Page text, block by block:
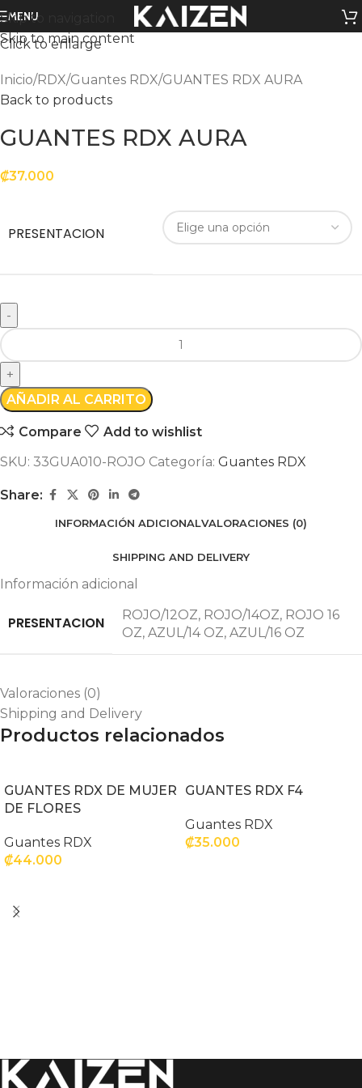
Skip to navigation
Skip to main content
MENU
Click to enlarge
Inicio RDX Guantes RDX GUANTES RDX AURA
Back to products
GUANTES RDX AURA
₡37.000
PRESENTACION
AÑADIR AL CARRITO
Compare
Add to wishlist
SKU: 33GUA010-ROJO Categoría: Guantes RDX
Share:
INFORMACIÓN ADICIONALVALORACIONES (0)
SHIPPING AND DELIVERY
Información adicional
PRESENTACION ROJO/12OZ, ROJO/14OZ, ROJO 16
OZ, AZUL/14 OZ, AZUL/16 OZ
Valoraciones (0)
Shipping and Delivery
Productos relacionados
GUANTES RDX DE MUJER
DE FLORES
Guantes RDX
₡44.000
GUANTES RDX F4
Guantes RDX
₡35.000